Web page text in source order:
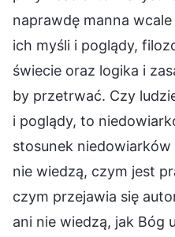
naprawdę manna wcale
ich myśli i poglądy,
świecie oraz logika i
by przetrwać. Czy
i poglądy, to
stosunek niedowiarków
nie wiedzą, czym jest
czym przejawia się
ani nie wiedzą, jak Bóg